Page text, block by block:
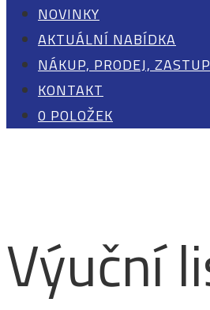
NOVINKY
AKTUÁLNÍ NABÍDKA
NÁKUP, PRODEJ,
KONTAKT
0 POLOŽEK
Výuční